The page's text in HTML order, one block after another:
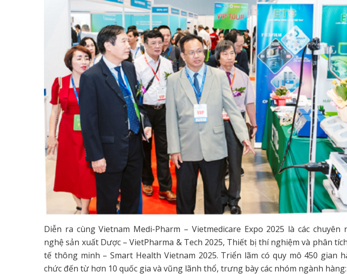
Diễn ra cùng Vietnam Medi-Pharm – Vietmedicare Expo 2025 là các chuyên
nghệ sản xuất Dược – VietPharma & Tech 2025, Thiết bị thí nghiệm và phân
tế thông minh – Smart Health Vietnam 2025. Triển lãm có quy mô 450 gian
chức đến từ hơn 10 quốc gia và vũng lãnh thổ, trưng bày các nhóm ngành hàng: